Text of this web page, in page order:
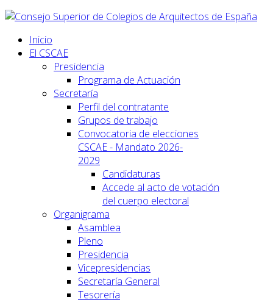
Inicio
El CSCAE
Presidencia
Programa de Actuación
Secretaría
Perfil del contratante
Grupos de trabajo
Convocatoria de elecciones
CSCAE - Mandato 2026-
2029
Candidaturas
Accede al acto de votación
del cuerpo electoral
Organigrama
Asamblea
Pleno
Presidencia
Vicepresidencias
Secretaría General
Tesorería